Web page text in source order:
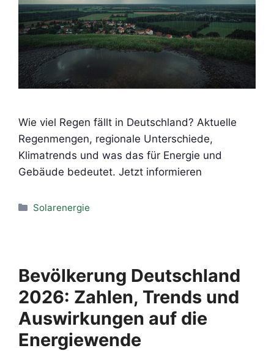
Wie viel Regen fällt in Deutschland? Aktuelle
Regenmengen, regionale Unterschiede,
Klimatrends und was das für Energie und
Gebäude bedeutet. Jetzt informieren
Kategorien
Solarenergie
Bevölkerung Deutschland
2026: Zahlen, Trends und
Auswirkungen auf die
Energiewende